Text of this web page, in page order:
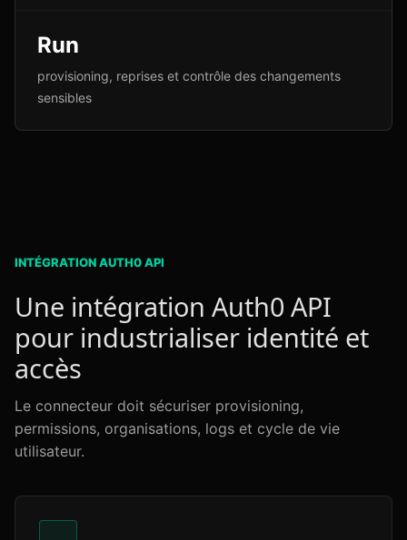
Run
provisioning, reprises et contrôle des changements
sensibles
INTÉGRATION AUTH0 API
Une intégration Auth0 API
pour industrialiser identité et
accès
Le connecteur doit sécuriser provisioning,
permissions, organisations, logs et cycle de vie
utilisateur.